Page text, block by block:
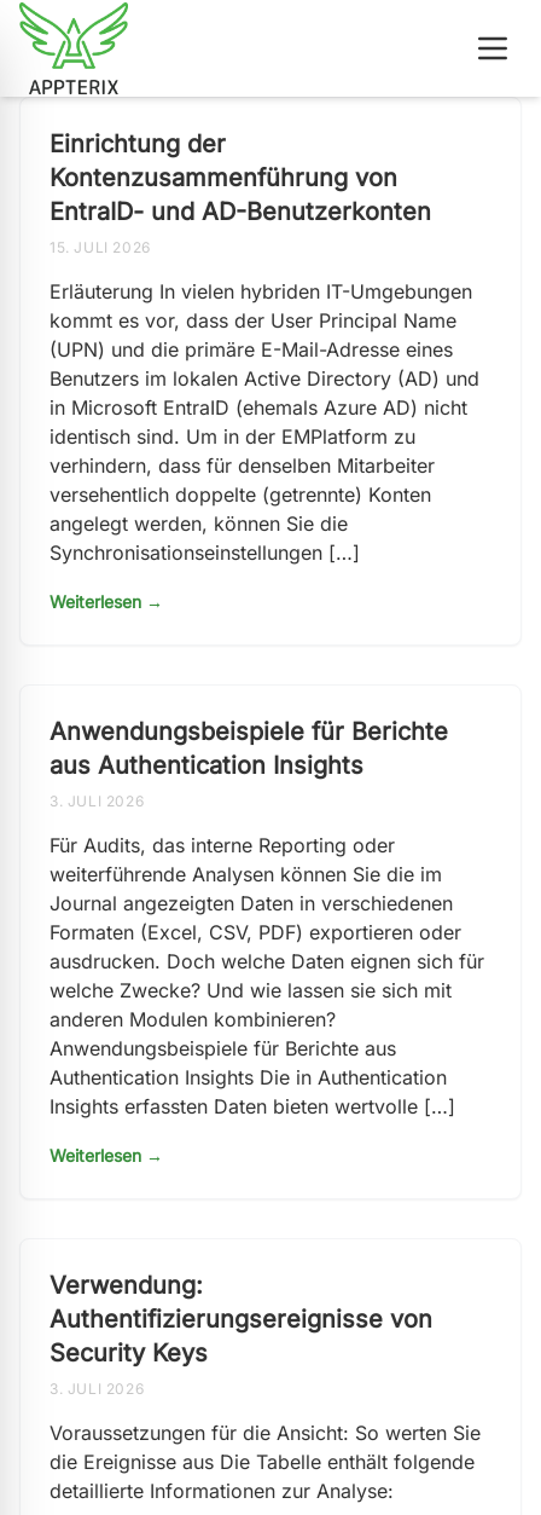
Einrichtung der
Kontenzusammenführung von
EntraID- und AD-Benutzerkonten
15. JULI 2026
Erläuterung In vielen hybriden IT-Umgebungen
kommt es vor, dass der User Principal Name
(UPN) und die primäre E-Mail-Adresse eines
Benutzers im lokalen Active Directory (AD) und
in Microsoft EntraID (ehemals Azure AD) nicht
identisch sind. Um in der EMPlatform zu
verhindern, dass für denselben Mitarbeiter
versehentlich doppelte (getrennte) Konten
angelegt werden, können Sie die
Synchronisationseinstellungen […]
Weiterlesen →
Anwendungsbeispiele für Berichte
aus Authentication Insights
3. JULI 2026
Für Audits, das interne Reporting oder
weiterführende Analysen können Sie die im
Journal angezeigten Daten in verschiedenen
Formaten (Excel, CSV, PDF) exportieren oder
ausdrucken. Doch welche Daten eignen sich für
welche Zwecke? Und wie lassen sie sich mit
anderen Modulen kombinieren?
Anwendungsbeispiele für Berichte aus
Authentication Insights Die in Authentication
Insights erfassten Daten bieten wertvolle […]
Weiterlesen →
Verwendung:
Authentifizierungsereignisse von
Security Keys
3. JULI 2026
Voraussetzungen für die Ansicht: So werten Sie
die Ereignisse aus Die Tabelle enthält folgende
detaillierte Informationen zur Analyse: